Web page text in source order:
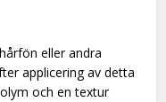
eller andra
applicering av detta
och en textur